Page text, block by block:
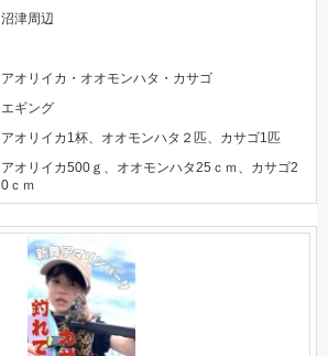
沼津周辺
アオリイカ・オオモンハタ・カサゴ
エギング
アオリイカ1杯、オオモンハタ２匹、カサゴ1匹
アオリイカ500ｇ、オオモンハタ25ｃｍ、カサゴ2
0ｃｍ